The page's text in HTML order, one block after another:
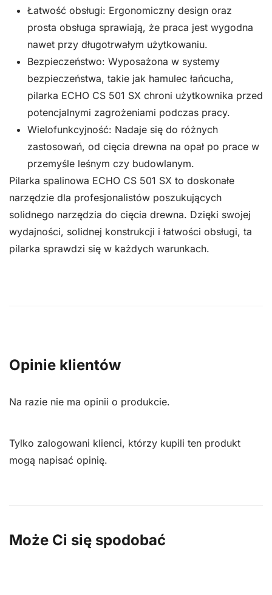
Łatwość obsługi: Ergonomiczny design oraz
prosta obsługa sprawiają, że praca jest wygodna
nawet przy długotrwałym użytkowaniu.
Bezpieczeństwo: Wyposażona w systemy
bezpieczeństwa, takie jak hamulec łańcucha,
pilarka ECHO CS 501 SX chroni użytkownika przed
potencjalnymi zagrożeniami podczas pracy.
Wielofunkcyjność: Nadaje się do różnych
zastosowań, od cięcia drewna na opał po prace w
przemyśle leśnym czy budowlanym.
Pilarka spalinowa ECHO CS 501 SX to doskonałe
narzędzie dla profesjonalistów poszukujących
solidnego narzędzia do cięcia drewna. Dzięki swojej
wydajności, solidnej konstrukcji i łatwości obsługi, ta
pilarka sprawdzi się w każdych warunkach.
Opinie klientów
Na razie nie ma opinii o produkcie.
Tylko zalogowani klienci, którzy kupili ten produkt
mogą napisać opinię.
Może Ci się spodobać